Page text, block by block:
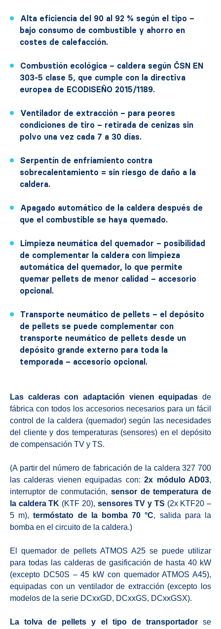
Alta eficiencia del 90 al 92 % según el tipo –
bajo consumo de combustible y ahorro en
costes de calefacción.
Combustión ecológica – caldera según ČSN EN
303-5 clase 5, que cumple con la directiva
europea de ECODISEÑO 2015/1189.
Ventilador de extracción – para peores
condiciones de tiro – retirada de cenizas sin
polvo una vez cada 7 a 30 días.
Serpentín de enfriamiento contra
sobrecalentamiento = sin riesgo de daño a la
caldera.
Apagado automático de la caldera después de
que el combustible se haya quemado.
Limpieza neumática del quemador – posibilidad
de complementar la caldera con limpieza
automática del quemador, lo que permite
quemar pellets de menor calidad – accesorio
opcional.
Transporte neumático de pellets – el depósito
de pellets se puede complementar con
transporte neumático de pellets desde un
depósito grande externo para toda la
temporada – accesorio opcional.
Las calderas con adaptación vienen equipadas de
fábrica con todos los accesorios necesarios para un fácil
control de la caldera (quemador) según las necesidades
del cliente y dos temperaturas (sensores) en el depósito
de compensación TV y TS.
(A partir del número de fabricación de la caldera 327 700
las calderas vienen equipadas con:2x módulo AD03,
interruptor de conmutación, sensor de temperatura de
la caldera TK (KTF 20), sensores TV y TS (2x KTF20 –
5 m),termóstato de la bomba 70 °C, salida para la
bomba en el circuito de la caldera.)
El quemador de pellets ATMOS A25 se puede utilizar
para todas las calderas de gasificación de hasta 40 kW
(excepto DC50S – 45 kW con quemador ATMOS A45),
equipadas con un ventilador de extracción (excepto los
modelos de la serie DCxxGD, DCxxGS, DCxxGSX).
La tolva de pellets y el tipo de transportadorse